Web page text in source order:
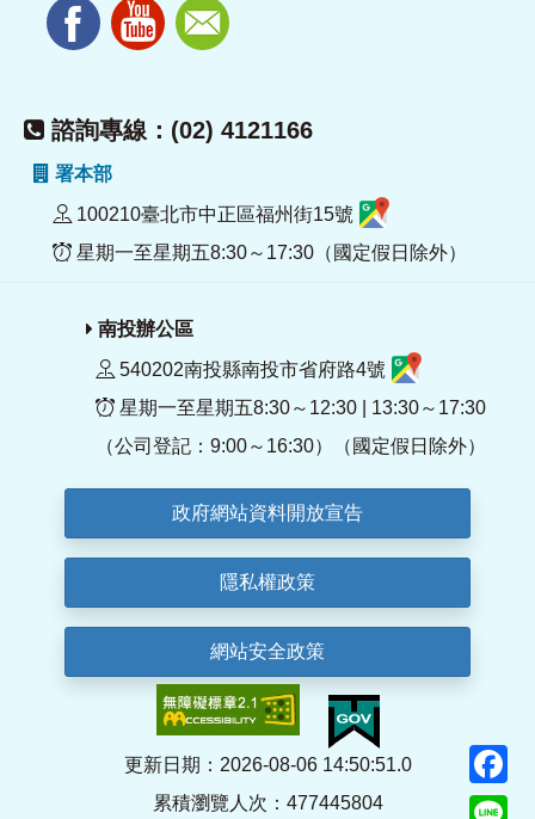
諮詢專線：(02) 4121166
署本部
100210臺北市中正區福州街15號
星期一至星期五8:30～17:30（國定假日除外）
南投辦公區
540202南投縣南投市省府路4號
星期一至星期五8:30～12:30 | 13:30～17:30
（公司登記：9:00～16:30）（國定假日除外）
政府網站資料開放宣告
隱私權政策
網站安全政策
更新日期：2026-08-06 14:50:51.0
累積瀏覽人次：477445804